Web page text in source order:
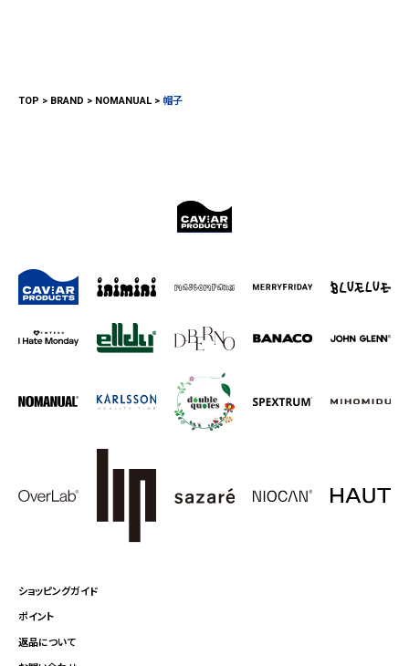
TOP BRAND NOMANUAL 帽子
ショッピングガイド
ポイント
返品について